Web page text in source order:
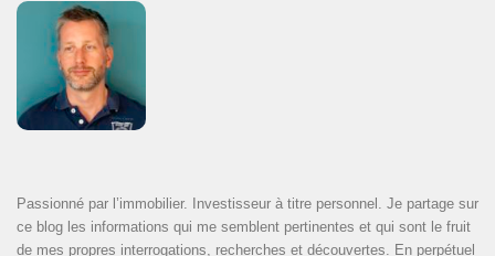
Passionné par l’immobilier. Investisseur à titre personnel. Je partage sur
ce blog les informations qui me semblent pertinentes et qui sont le fruit
de mes propres interrogations, recherches et découvertes. En perpétuel